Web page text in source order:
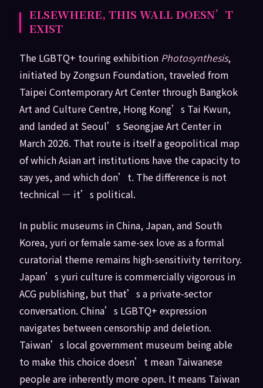
ELSEWHERE, THIS WALL DOESN’T
EXIST
The LGBTQ+ touring exhibition Photosynthesis,
initiated by Zongsun Foundation, traveled from
Taipei Contemporary Art Center through Bangkok
Art and Culture Centre, Hong Kong’s Tai Kwun,
and landed at Seoul’s Seongjae Art Center in
March 2026. That route is itself a geopolitical map
of which Asian art institutions have the capacity to
say yes, and which don’t. The difference is not
technical — it’s political.
In public museums in China, Japan, and South
Korea, yuri or female same-sex love as a formal
curatorial theme remains high-sensitivity territory.
Japan’s yuri culture is commercially vigorous in
ACG publishing, but that’s a private-sector
conversation. China’s LGBTQ+ expression
navigates between censorship and deletion.
Taiwan’s local government museum being able
to make this choice doesn’t mean Taiwanese
people are inherently more open. It means Taiwan